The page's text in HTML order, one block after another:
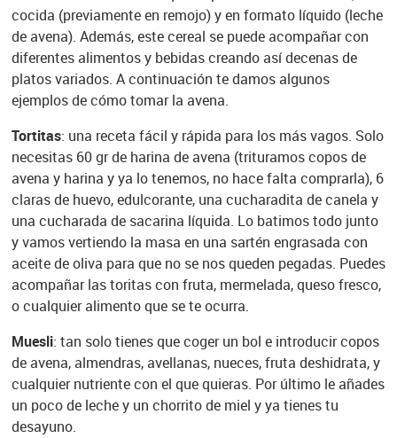
cocida (previamente en remojo) y en formato líquido (leche
de avena). Además, este cereal se puede acompañar con
diferentes alimentos y bebidas creando así decenas de
platos variados. A continuación te damos algunos
ejemplos de cómo tomar la avena.
Tortitas: una receta fácil y rápida para los más vagos. Solo
necesitas 60 gr de harina de avena (trituramos copos de
avena y harina y ya lo tenemos, no hace falta comprarla), 6
claras de huevo, edulcorante, una cucharadita de canela y
una cucharada de sacarina líquida. Lo batimos todo junto
y vamos vertiendo la masa en una sartén engrasada con
aceite de oliva para que no se nos queden pegadas. Puedes
acompañar las toritas con fruta, mermelada, queso fresco,
o cualquier alimento que se te ocurra.
Muesli: tan solo tienes que coger un bol e introducir copos
de avena, almendras, avellanas, nueces, fruta deshidrata, y
cualquier nutriente con el que quieras. Por último le añades
un poco de leche y un chorrito de miel y ya tienes tu
desayuno.